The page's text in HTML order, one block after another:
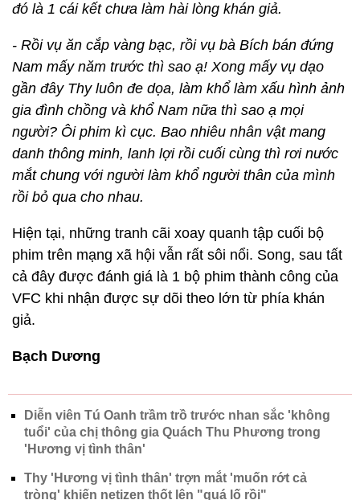
đó là 1 cái kết chưa làm hài lòng khán giả.
- Rồi vụ ăn cắp vàng bạc, rồi vụ bà Bích bán đứng
Nam mấy năm trước thì sao ạ! Xong mấy vụ dạo
gần đây Thy luôn đe dọa, làm khổ làm xấu hình ảnh
gia đình chồng và khổ Nam nữa thì sao ạ mọi
người? Ôi phim kì cục. Bao nhiêu nhân vật mang
danh thông minh, lanh lợi rồi cuối cùng thì rơi nước
mắt chung với người làm khổ người thân của mình
rồi bỏ qua cho nhau.
Hiện tại, những tranh cãi xoay quanh tập cuối bộ
phim trên mạng xã hội vẫn rất sôi nổi. Song, sau tất
cả đây được đánh giá là 1 bộ phim thành công của
VFC khi nhận được sự dõi theo lớn từ phía khán
giả.
Bạch Dương
Diễn viên Tú Oanh trầm trồ trước nhan sắc 'không
tuổi' của chị thông gia Quách Thu Phương trong
'Hương vị tình thân'
Thy 'Hương vị tình thân' trợn mắt 'muốn rớt cả
tròng' khiến netizen thốt lên "quá lố rồi"